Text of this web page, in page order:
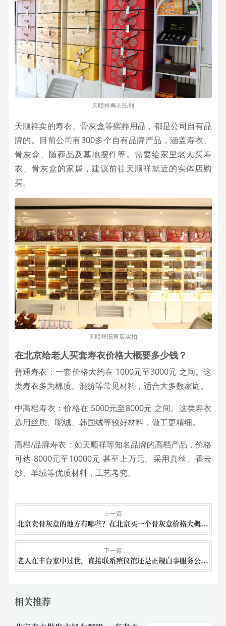
天顺祥寿衣陈列
天顺祥卖的寿衣、骨灰盒等殡葬用品，都是公司自有品
牌的。目前公司有300多个自有品牌产品，涵盖寿衣、
骨灰盒、随葬品及墓地摆件等。需要给家里老人买寿
衣、骨灰盒的家属，建议前往天顺祥就近的实体店购
买。
天顺祥旧宫店实拍
在北京给老人买套寿衣价格大概要多少钱？
普通寿衣：一套价格大约在 1000元至3000元 之间。这
类寿衣多为棉质、混纺等常见材料，适合大多数家庭。
中高档寿衣：价格在 5000元至8000元 之间。这类寿衣
选用丝质、呢绒、韩国绒等较好材料，做工更精细。
高档/品牌寿衣：如天顺祥等知名品牌的高档产品，价格
可达 8000元至10000元 甚至上万元。采用真丝、香云
纱、羊绒等优质材料，工艺考究。
上一篇
北京卖骨灰盒的地方有哪些？在北京买一个骨灰盒价格大概多少钱？
下一篇
老人在丰台家中过世，直接联系殡仪馆还是正规白事服务公司？
相关推荐